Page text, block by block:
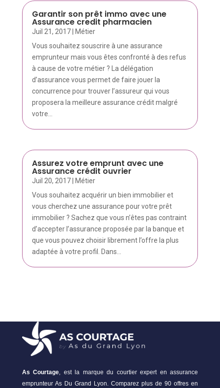
Garantir son prêt immo avec une
Assurance credit pharmacien
Juil 21, 2017|
Métier
Vous souhaitez souscrire à une assurance
emprunteur mais vous êtes confronté à des refus
à cause de votre métier ? La délégation
d’assurance vous permet de faire jouer la
concurrence pour trouver l’assureur qui vous
proposera la meilleure assurance crédit malgré
votre...
Assurez votre emprunt avec une
Assurance crédit ouvrier
Juil 20, 2017|
Métier
Vous souhaitez acquérir un bien immobilier et
vous cherchez une assurance pour votre prêt
immobilier ? Sachez que vous n’êtes pas contraint
d’accepter l’assurance proposée par la banque et
que vous pouvez choisir librement l’offre la plus
adaptée à votre profil. Dans...
As Courtage, est la marque du courtier expert en assurance
emprunteur As Du Grand Lyon. Comparez plus de 90 offres en